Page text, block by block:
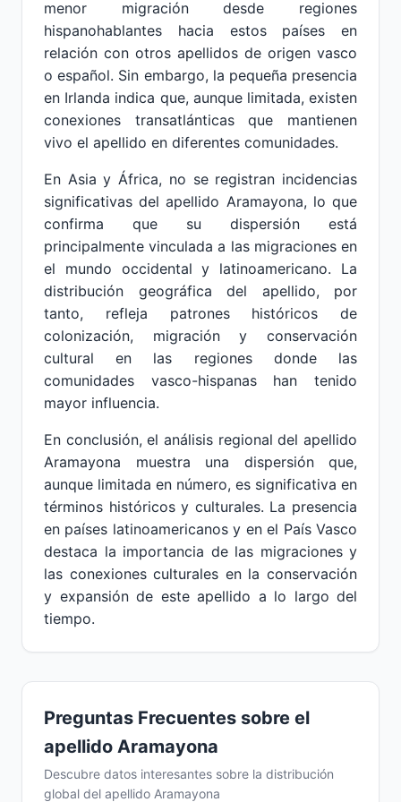
menor migración desde regiones
hispanohablantes hacia estos países en
relación con otros apellidos de origen vasco
o español. Sin embargo, la pequeña presencia
en Irlanda indica que, aunque limitada, existen
conexiones transatlánticas que mantienen
vivo el apellido en diferentes comunidades.
En Asia y África, no se registran incidencias
significativas del apellido Aramayona, lo que
confirma que su dispersión está
principalmente vinculada a las migraciones en
el mundo occidental y latinoamericano. La
distribución geográfica del apellido, por
tanto, refleja patrones históricos de
colonización, migración y conservación
cultural en las regiones donde las
comunidades vasco-hispanas han tenido
mayor influencia.
En conclusión, el análisis regional del apellido
Aramayona muestra una dispersión que,
aunque limitada en número, es significativa en
términos históricos y culturales. La presencia
en países latinoamericanos y en el País Vasco
destaca la importancia de las migraciones y
las conexiones culturales en la conservación
y expansión de este apellido a lo largo del
tiempo.
Preguntas Frecuentes sobre el
apellido Aramayona
Descubre datos interesantes sobre la distribución
global del apellido Aramayona